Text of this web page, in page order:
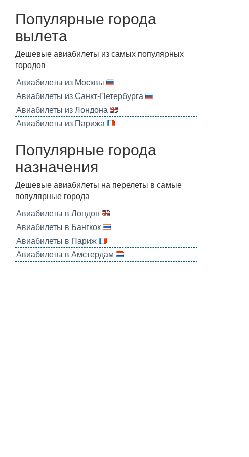
Популярные города
вылета
Дешевые авиабилеты из самых популярных
городов
Авиабилеты из Москвы
Авиабилеты из Санкт-Петербурга
Авиабилеты из Лондона
Авиабилеты из Парижа
Популярные города
назначения
Дешевые авиабилеты на перелеты в самые
популярные города
Авиабилеты в Лондон
Авиабилеты в Бангкок
Авиабилеты в Париж
Авиабилеты в Амстердам